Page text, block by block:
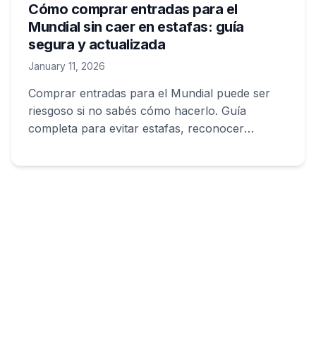
Cómo comprar entradas para el
Mundial sin caer en estafas: guía
segura y actualizada
January 11, 2026
Comprar entradas para el Mundial puede ser
riesgoso si no sabés cómo hacerlo. Guía
completa para evitar estafas, reconocer
segura.